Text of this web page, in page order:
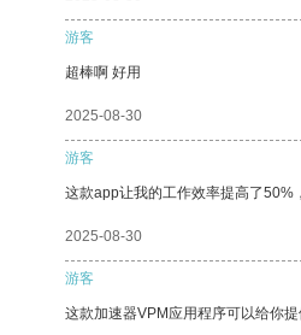
游客
超棒啊 好用
2025-08-30
游客
这款app让我的工作效率提高了50%
2025-08-30
游客
这款加速器VPM应用程序可以给你